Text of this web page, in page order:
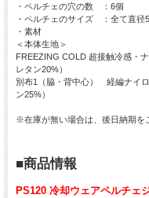
・ペルチェの穴の数 ：6個
・ペルチェのサイズ ：全て直径
・素材
＜本体生地＞
FREEZING COLD 超接触冷感・
レタン20%）
別布1（脇・背中心） 経編ナイ
ン25%）
※在庫が無い場合は、後日納期を
■商品情報
PS120 冷却ウェアペルチェ